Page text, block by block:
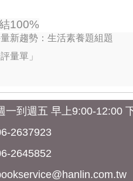
100%
新趨勢：生活素養題組題
量單」
一到週五 早上9:00-12:00
2637923
2645852